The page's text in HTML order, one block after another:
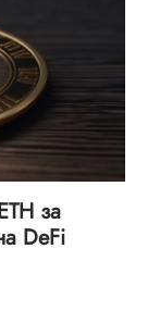
за
DeFi